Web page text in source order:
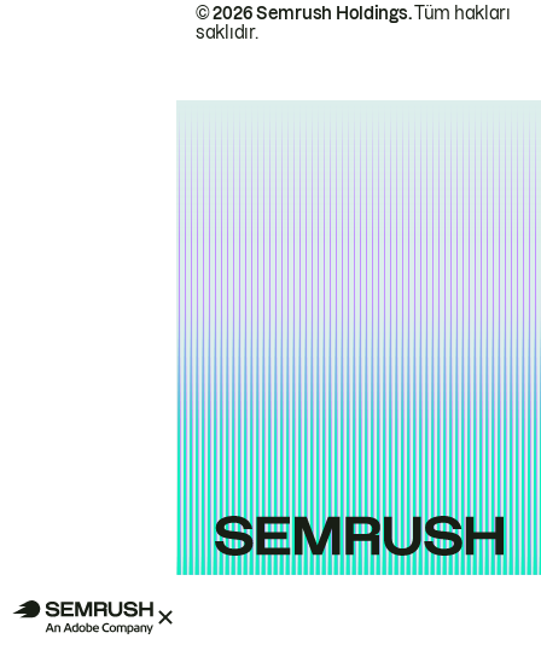
© 2026 Semrush Holdings.Tüm hakları
saklıdır.